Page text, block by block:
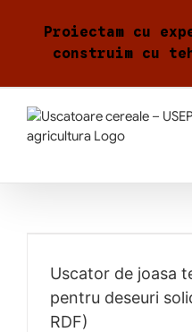
Proiectam cu
construim cu
Uscator de joasa
pentru deseuri
RDF)